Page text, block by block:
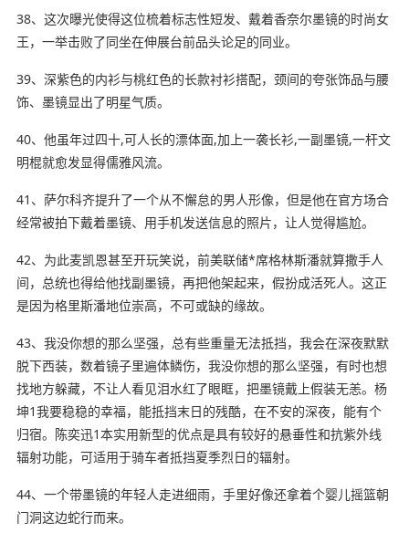
38、这次曝光使得这位梳着标志性短发、戴着香奈尔墨镜的时尚女
王，一举击败了同坐在伸展台前品头论足的同业。
39、深紫色的内衫与桃红色的长款衬衫搭配，颈间的夸张饰品与腰
饰、墨镜显出了明星气质。
40、他虽年过四十,可人长的漂体面,加上一袭长衫,一副墨镜,一杆文
明棍就愈发显得儒雅风流。
41、萨尔科齐提升了一个从不懈怠的男人形像，但是他在官方场合
经常被拍下戴着墨镜、用手机发送信息的照片，让人觉得尴尬。
42、为此麦凯恩甚至开玩笑说，前美联储*席格林斯潘就算撒手人
间，总统也得给他找副墨镜，再把他架起来，假扮成活死人。这正
是因为格里斯潘地位崇高，不可或缺的缘故。
43、我没你想的那么坚强，总有些重量无法抵挡，我会在深夜默默
脱下西装，数着镜子里遍体鳞伤，我没你想的那么坚强，有时也想
找地方躲藏，不让人看见泪水红了眼眶，把墨镜戴上假装无恙。杨
坤1我要稳稳的幸福，能抵挡末日的残酷，在不安的深夜，能有个
归宿。陈奕迅1本实用新型的优点是具有较好的悬垂性和抗紫外线
辐射功能，可适用于骑车者抵挡夏季烈日的辐射。
44、一个带墨镜的年轻人走进细雨，手里好像还拿着个婴儿摇篮朝
门洞这边蛇行而来。